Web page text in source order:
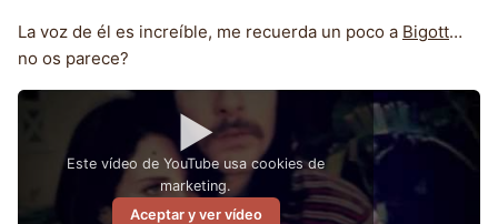
La voz de él es increíble, me recuerda un poco a Bigott…
no os parece?
▶
Este vídeo de YouTube usa cookies de
marketing.
Aceptar y ver vídeo